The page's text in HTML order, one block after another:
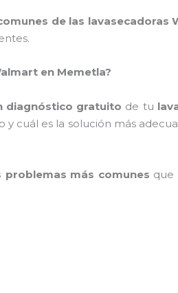
de las lavasecadoras
en Memetla?
diagnóstico gratuito de tu
cuál es la solución más
problemas más comunes que